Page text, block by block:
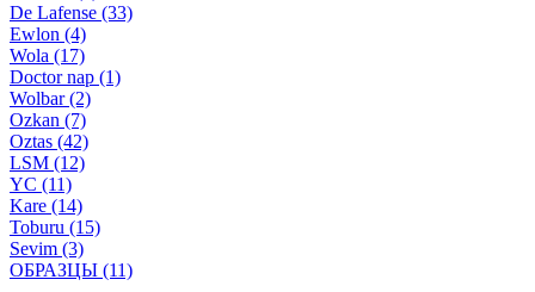
De Lafense (33)
Ewlon (4)
Wola (17)
Doctor nap (1)
Wolbar (2)
Ozkan (7)
Oztas (42)
LSM (12)
YC (11)
Kare (14)
Toburu (15)
Sevim (3)
ОБРАЗЦЫ (11)